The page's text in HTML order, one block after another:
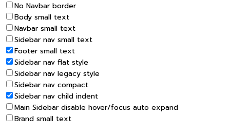
No Navbar border
Body small text
Navbar small text
Sidebar nav small text
Footer small text
Sidebar nav flat style
Sidebar nav legacy style
Sidebar nav compact
Sidebar nav child indent
Main Sidebar disable hover/focus auto expand
Brand small text